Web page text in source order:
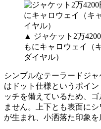
▲ ジャケット2万
もにキャロウェイ（
ダイヤル）
シンプルなテーラードジ
はドット仕様というポイ
ッチを備えているため、
ません。上下とも表面に
が生まれ、小洒落た印象を